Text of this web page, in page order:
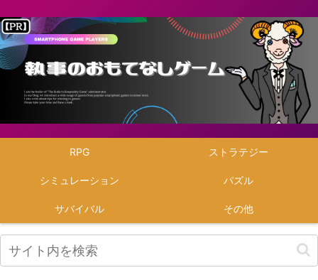
RPG ストラテジー
シミュレーション パズル
サバイバル その他